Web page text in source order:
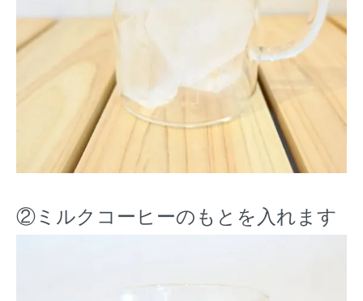
②ミルクコーヒーのもとを入れます